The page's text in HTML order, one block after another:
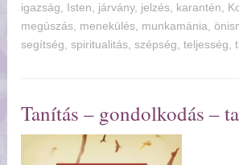
igazság, Isten, járvány, jelzés, karantén,
megúszás, menekülés, munkamánia,
segítség,spiritualitás,szépség,teljesség,
Tanítás – gondolkodás